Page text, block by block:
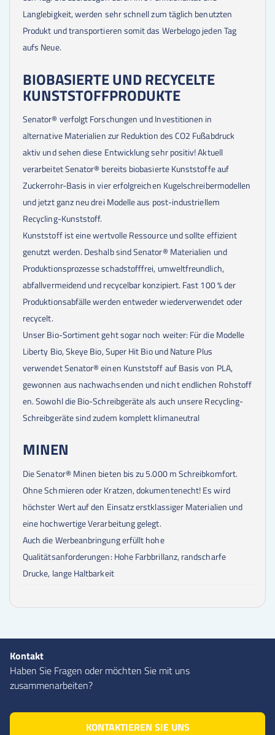
Langlebigkeit, werden sehr schnell zum täglich benutzten
Produkt und transportieren somit das Werbelogo jeden Tag
aufs Neue.
BIOBASIERTE UND RECYCELTE
KUNSTSTOFFPRODUKTE
Senator® verfolgt Forschungen und Investitionen in
alternative Materialien zur Reduktion des CO2 Fußabdruck
aktiv und sehen diese Entwicklung sehr positiv! Aktuell
verarbeitet Senator® bereits biobasierte Kunststoffe auf
Zuckerrohr-Basis in vier erfolgreichen Kugelschreibermodellen
und jetzt ganz neu drei Modelle aus post-industriellem
Recycling-Kunststoff.
Kunststoff ist eine wertvolle Ressource und sollte effizient
genutzt werden. Deshalb sind Senator® Materialien und
Produktionsprozesse schadstofffrei, umweltfreundlich,
abfallvermeidend und recycelbar konzipiert. Fast 100 % der
Produktionsabfälle werden entweder wiederverwendet oder
recycelt.
Unser Bio-Sortiment geht sogar noch weiter: Für die Modelle
Liberty Bio, Skeye Bio, Super Hit Bio und Nature Plus
verwendet Senator® einen Kunststoff auf Basis von PLA,
gewonnen aus nachwachsenden und nicht endlichen Rohstoff
en. Sowohl die Bio-Schreibgeräte als auch unsere Recycling-
Schreibgeräte sind zudem komplett klimaneutral
MINEN
Die Senator® Minen bieten bis zu 5.000 m Schreibkomfort.
Ohne Schmieren oder Kratzen, dokumentenecht! Es wird
höchster Wert auf den Einsatz erstklassiger Materialien und
eine hochwertige Verarbeitung gelegt.
Auch die Werbeanbringung erfüllt hohe
Qualitätsanforderungen: Hohe Farbbrillanz, randscharfe
Drucke, lange Haltbarkeit
Kontakt
Haben Sie Fragen oder möchten Sie mit uns
zusammenarbeiten?
KONTAKTIEREN SIE UNS